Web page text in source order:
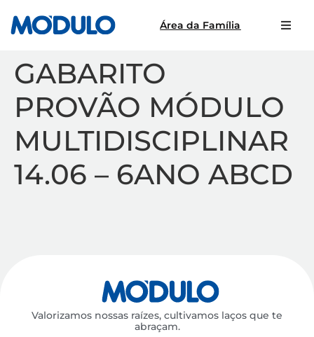
Área da Família
GABARITO
PROVÃO MÓDULO
MULTIDISCIPLINAR
14.06 – 6ANO ABCD
Valorizamos nossas raízes, cultivamos laços que te
abraçam.